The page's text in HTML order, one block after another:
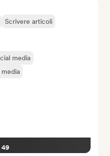
Scrivere articoli
media
49